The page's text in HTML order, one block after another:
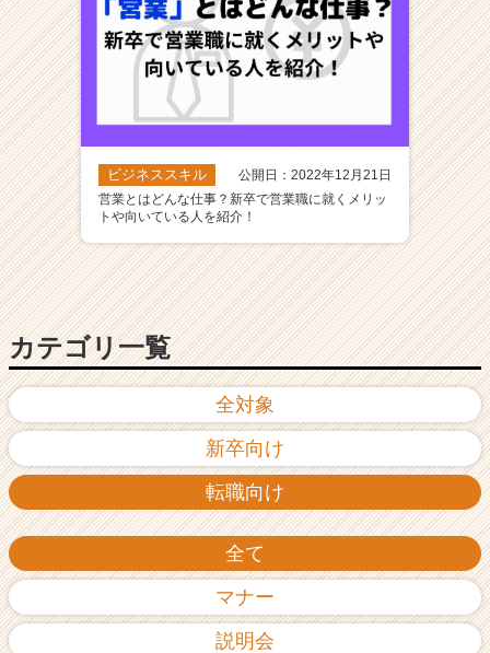
全対象
新卒向け
転職向け
全て
マナー
説明会
ビジネススキル
公開日：2022年12月21日
営業とはどんな仕事？新卒で営業職に就くメリッ
トや向いている人を紹介！
カテゴリ一覧